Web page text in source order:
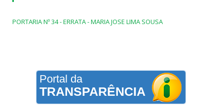
PORTARIA Nº 34 - ERRATA - MARIA JOSE LIMA SOUSA
Portal da
TRANSPARÊNCIA